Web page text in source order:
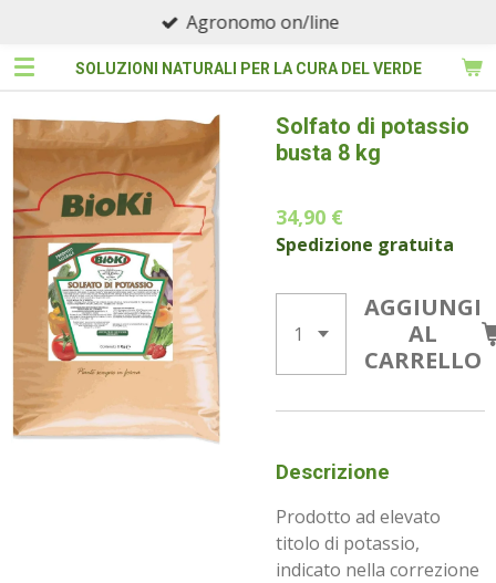
contenutoSOLUZIONI NATURALI PER LA CURA DEL VERDE
Agronomo on/line
Solfato di potassio
busta 8 kg
34,90 €
Spedizione gratuita
AGGIUNGI
AL
CARRELLO
Descrizione
Prodotto ad elevato
titolo di potassio,
indicato nella correzione